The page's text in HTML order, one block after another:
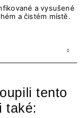
a vysušené
a čistém místě.
tento
také: